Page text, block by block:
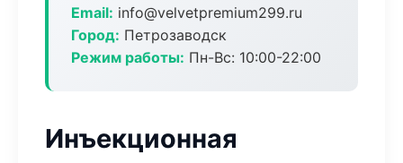
Email: info@velvetpremium299.ru
Город: Петрозаводск
Режим работы: Пн-Вс: 10:00-22:00
Инъекционная